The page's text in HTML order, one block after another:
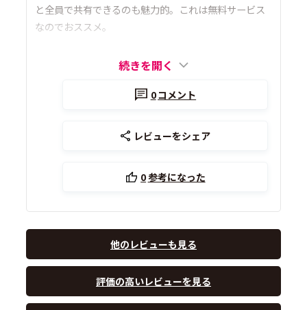
と全員で共有できるのも魅力的。これは無料サービス
なのでおススメ。
続きを開く
0コメント
レビューをシェア
0参考になった
他のレビューも見る
評価の高いレビューを見る